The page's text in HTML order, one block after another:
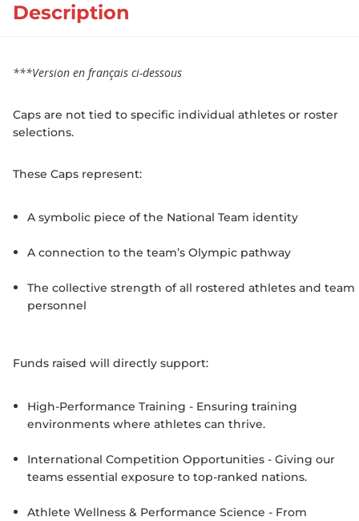
Description
***Version en français ci-dessous
Caps are not tied to specific individual athletes or roster
selections.
These Caps represent:
A symbolic piece of the National Team identity
A connection to the team’s Olympic pathway
The collective strength of all rostered athletes and team
personnel
Funds raised will directly support:
High-Performance Training - Ensuring training
environments where athletes can thrive.
International Competition Opportunities - Giving our
teams essential exposure to top-ranked nations.
Athlete Wellness & Performance Science - From